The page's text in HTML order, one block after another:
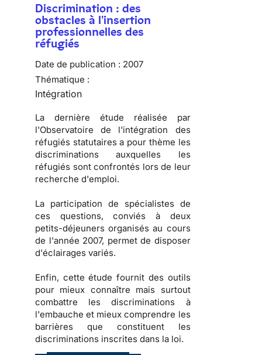
Discrimination : des
obstacles à l'insertion
professionnelles des
réfugiés
Date de publication : 2007
Thématique :
Intégration
La dernière étude réalisée par
l'Observatoire de l'intégration des
réfugiés statutaires a pour thème les
discriminations auxquelles les
réfugiés sont confrontés lors de leur
recherche d'emploi.
La participation de spécialistes de
ces questions, conviés à deux
petits-déjeuners organisés au cours
de l'année 2007, permet de disposer
d'éclairages variés.
Enfin, cette étude fournit des outils
pour mieux connaître mais surtout
combattre lesdiscriminations à
l'embauche et mieux comprendre les
barrières que constituent les
discriminations inscrites dans la loi.